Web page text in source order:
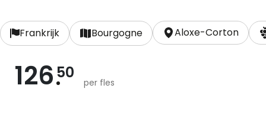
geïntegreerd en de wijn heeft zowel charme als
kracht. Een Grand Cru die, alhoewel nu al
aantrekkelijk, gebaad is bij enkele jaren flesrijping.
Frankrijk Bourgogne Aloxe-Corton
126 50
per fles